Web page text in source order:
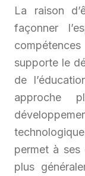
La raison
façonner
supporte le
de
approche
permet à ses
plus